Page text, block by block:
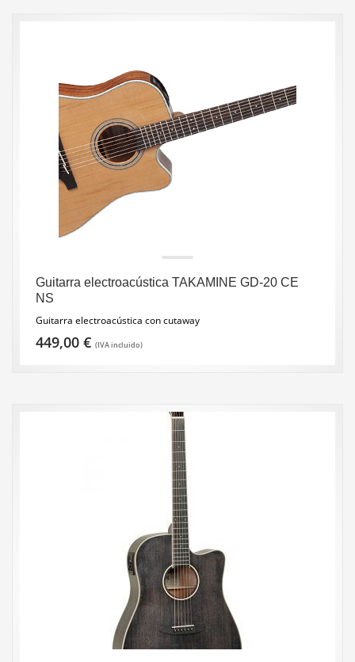
Guitarra electroacústica TAKAMINE GD-20 CE
NS
Guitarra electroacústica con cutaway
449,00 € (IVA incluido)